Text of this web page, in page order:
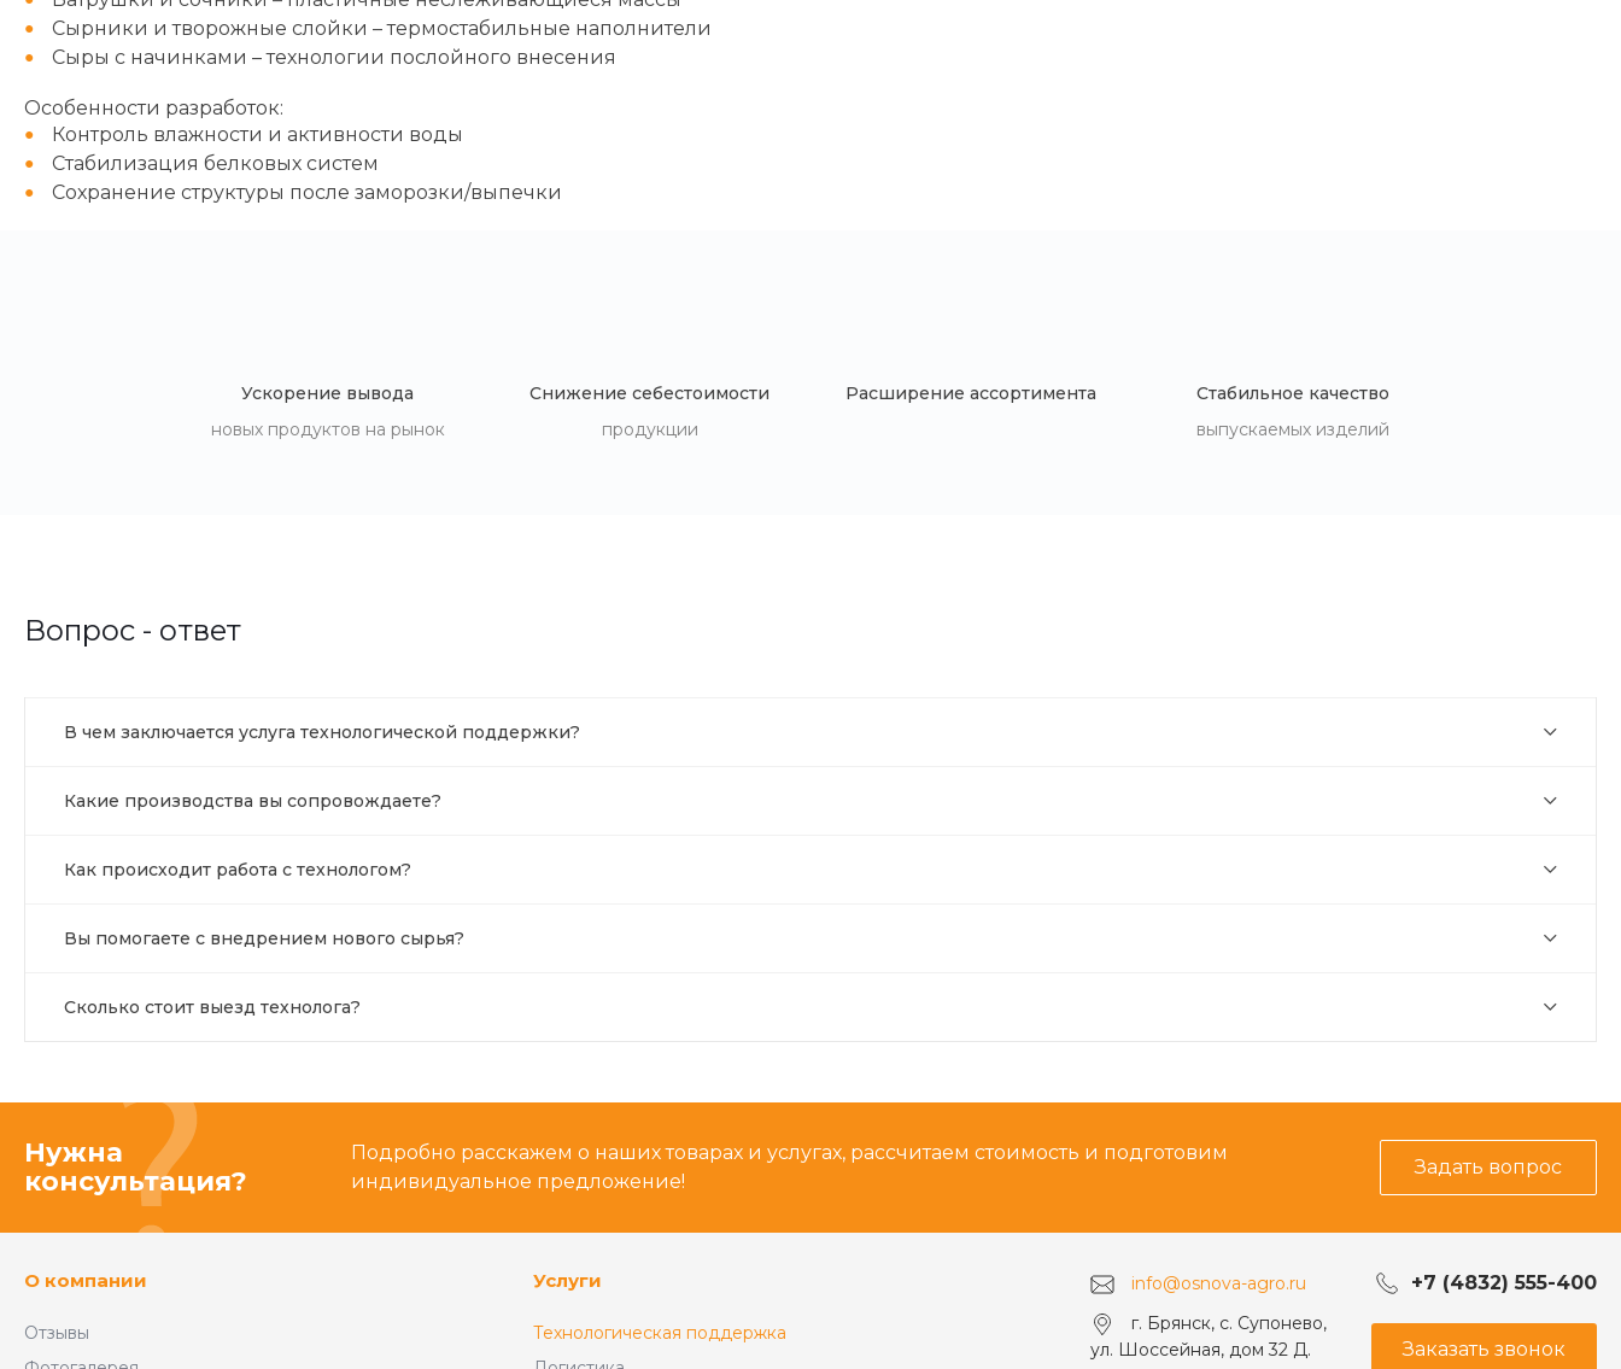
Сырники и творожные слойки – термостабильные наполнители
Сыры с начинками – технологии послойного внесения
Особенности разработок:
Контроль влажности и активности воды
Стабилизация белковых систем
Сохранение структуры после заморозки/выпечки
Ускорение вывода
новых продуктов на рынок
Снижение себестоимости
продукции
Расширение ассортимента
Стабильное качество
выпускаемых изделий
Вопрос - ответ
В чем заключается услуга технологической поддержки?
Какие производства вы сопровождаете?
Как происходит работа с технологом?
Вы помогаете с внедрением нового сырья?
Сколько стоит выезд технолога?
Нужна
консультация?
Подробно расскажем о наших товарах и услугах, рассчитаем стоимость и подготовим
индивидуальное предложение!
Задать вопрос
О компании
Отзывы
Услуги
Технологическая поддержка
info@osnova-agro.ru +7 (4832) 555-400
г. Брянск, с. Супонево,
ул. Шоссейная, дом 32 Д.
Заказать звонок